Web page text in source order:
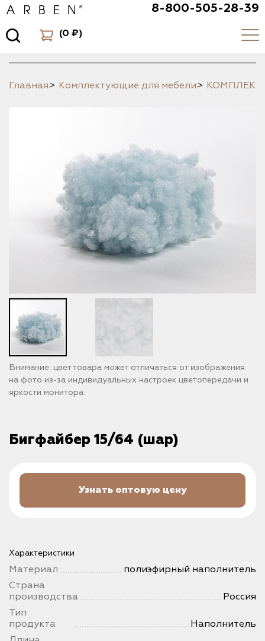
8-800-505-28-39
(0 ₽)
Главная> Комплектующие для мебели>
Внимание: цвет товара может отличаться от изображения
на фото из-за индивидуальных настроек цветопередачи и
яркости монитора.
Бигфайбер 15/64 (шар)
Узнать оптовую цену
Характеристики
Материал
полиэфирный наполнитель
Страна
производства
Россия
Тип
продукта
Наполнитель